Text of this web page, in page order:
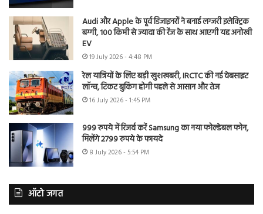
Audi और Apple के पूर्व डिजाइनरों ने बनाई लग्जरी इलेक्ट्रिक
बग्गी, 100 किमी से ज्यादा की रेंज के साथ आएगी यह अनोखी
EV
19 July 2026 - 4:48 PM
रेल यात्रियों के लिए बड़ी खुशखबरी, IRCTC की नई वेबसाइट
लॉन्च, टिकट बुकिंग होगी पहले से आसान और तेज
16 July 2026 - 1:45 PM
999 रुपये में रिजर्व करें Samsung का नया फोल्डेबल फोन,
मिलेंगे 2799 रुपये के फायदे
8 July 2026 - 5:54 PM
ऑटो जगत